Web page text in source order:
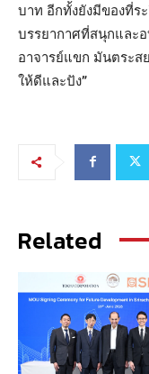
บาท อีกทั้งยังมีของที่ร
บรรยากาศที่สนุกและ
อาจารย์แขก มันตระส
ให้ดีและปัง”
Related